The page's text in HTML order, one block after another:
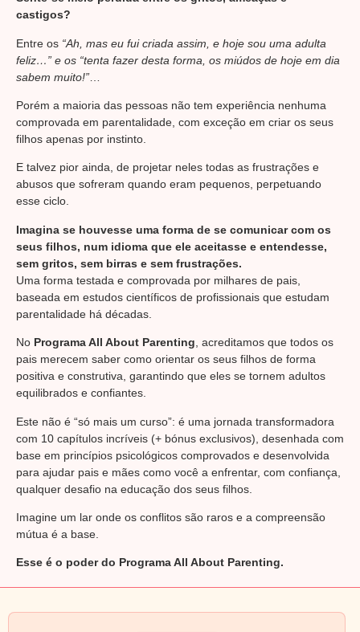
castigos?
Entre os “Ah, mas eu fui criada assim, e hoje sou uma adulta
feliz…” e os “tenta fazer desta forma, os miúdos de hoje em dia
sabem muito!”
Porém a maioria das pessoas não tem experiência nenhuma
comprovada em parentalidade, com exceção em criar os seus
filhos apenas por instinto.
E talvez pior ainda, de projetar neles todas as frustrações e
abusos que sofreram quando eram pequenos, perpetuando
esse ciclo.
Imagina se houvesse uma forma de se comunicar com os
seus filhos, num idioma que ele aceitasse e entendesse,
sem gritos, sem birras e sem frustrações.
Uma forma testada e comprovada por milhares de pais,
baseada em estudos científicos de profissionais que estudam
parentalidade há décadas.
No Programa All About Parenting , acreditamos que todos os
pais merecem saber como orientar os seus filhos de forma
positiva e construtiva, garantindo que eles se tornem adultos
equilibrados e confiantes.
Este não é “só mais um curso”: é uma jornada transformadora
com 10 capítulos incríveis (+ bónus exclusivos), desenhada com
base em princípios psicológicos comprovados e desenvolvida
para ajudar pais e mães como você a enfrentar, com confiança,
qualquer desafio na educação dos seus filhos.
Imagine um lar onde os conflitos são raros e a compreensão
mútua é a base.
Esse é o poder do Programa All About Parenting.